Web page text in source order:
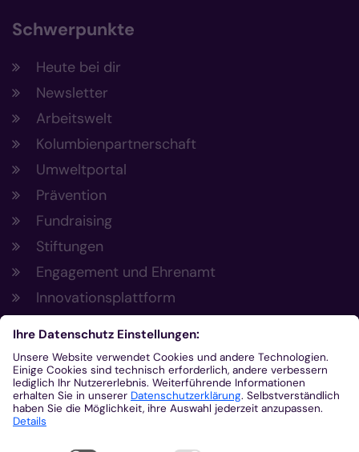
Schwerpunkte
Heute bei dir
Newsletter
Arbeitswelt
Kolumbienpartnerschaft
Umweltportal
Prävention
Fundraising
Stiftungen
Engagement und Ehrenamt
Innovationsplattform
Aus der Plattform
Nachrichten
Veranstaltungen
Gottesdienste